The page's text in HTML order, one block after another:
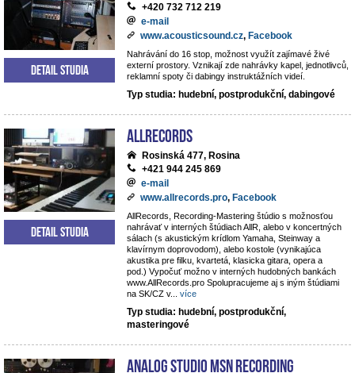
+420 732 712 219
e-mail
www.acousticsound.cz, Facebook
Nahrávání do 16 stop, možnost využít zajímavé živé
externí prostory. Vznikají zde nahrávky kapel, jednotlivců,
reklamní spoty či dabingy instruktážních videí.
Typ studia: hudební, postprodukční, dabingové
Detail studia
AllRecords
Rosinská 477, Rosina
+421 944 245 869
e-mail
www.allrecords.pro, Facebook
AllRecords, Recording-Mastering štúdio s možnosťou
nahrávať v interných štúdiach AllR, alebo v koncertných
sálach (s akustickým krídlom Yamaha, Steinway a
klavírnym doprovodom), alebo kostole (vynikajúca
akustika pre filku, kvartetá, klasicka gitara, opera a
pod.) Vypočuť možno v interných hudobných bankách
www.AllRecords.pro Spolupracujeme aj s iným štúdiami
na SK/CZ v... více
Typ studia: hudební, postprodukční,
masteringové
Detail studia
analog studio MSN recording